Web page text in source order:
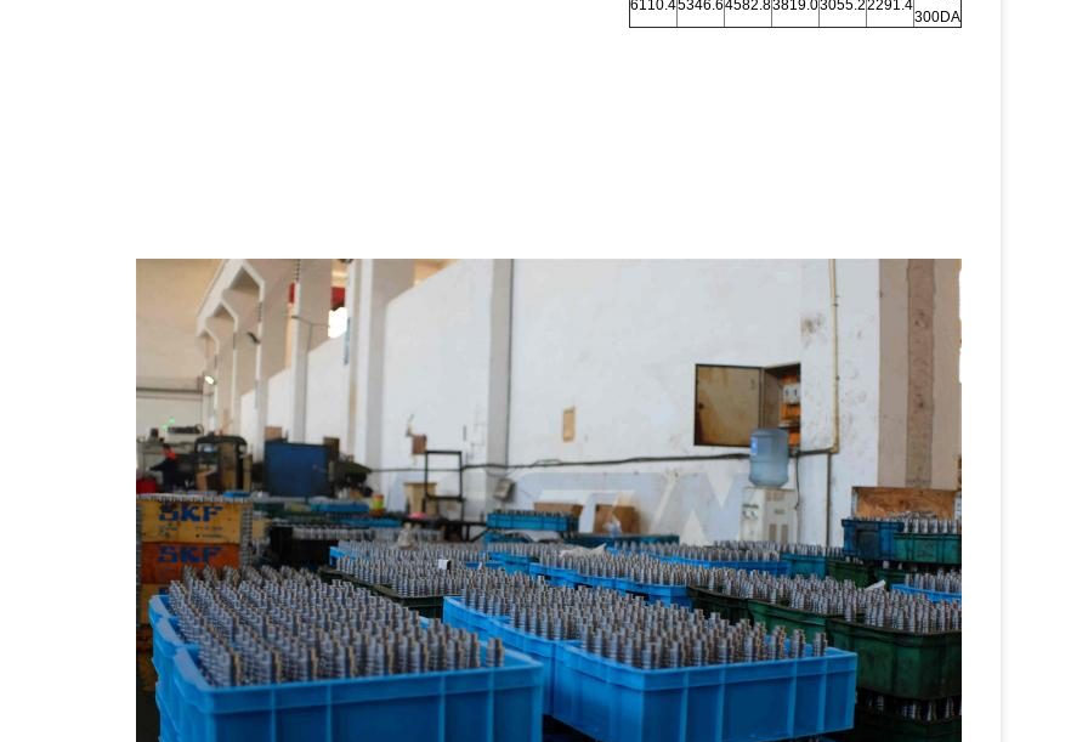
300DA
2291.4
3055.2
3819.0
4582.8
5346.6
6110.4